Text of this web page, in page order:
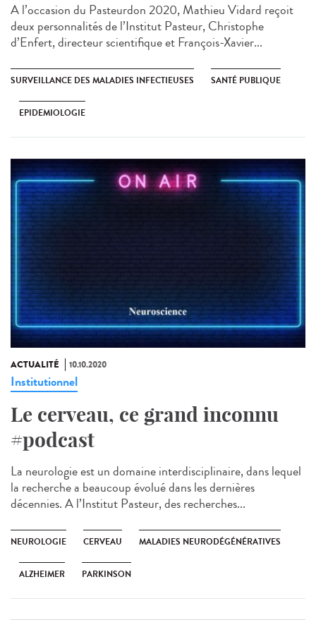
A l’occasion du Pasteurdon 2020, Mathieu Vidard reçoit
deux personnalités de l’Institut Pasteur, Christophe
d’Enfert, directeur scientifique et François-Xavier...
SURVEILLANCE DES MALADIES INFECTIEUSES SANTÉ PUBLIQUE
EPIDEMIOLOGIE
ACTUALITÉ 10.10.2020
Institutionnel
Le cerveau, ce grand inconnu
#podcast
La neurologie est un domaine interdisciplinaire, dans lequel
la recherche a beaucoup évolué dans les dernières
décennies. A l’Institut Pasteur, des recherches...
NEUROLOGIE CERVEAU MALADIES NEURODÉGÉNÉRATIVES
ALZHEIMER PARKINSON